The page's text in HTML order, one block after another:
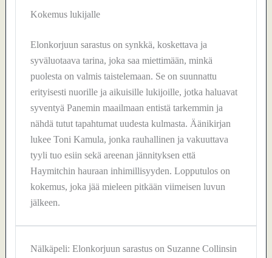
Kokemus lukijalle
Elonkorjuun sarastus on synkkä, koskettava ja
syväluotaava tarina, joka saa miettimään, minkä
puolesta on valmis taistelemaan. Se on suunnattu
erityisesti nuorille ja aikuisille lukijoille, jotka haluavat
syventyä Panemin maailmaan entistä tarkemmin ja
nähdä tutut tapahtumat uudesta kulmasta. Äänikirjan
lukee Toni Kamula, jonka rauhallinen ja vakuuttava
tyyli tuo esiin sekä areenan jännityksen että
Haymitchin hauraan inhimillisyyden. Lopputulos on
kokemus, joka jää mieleen pitkään viimeisen luvun
jälkeen.
Nälkäpeli: Elonkorjuun sarastus on Suzanne Collinsin